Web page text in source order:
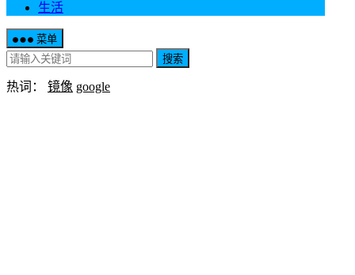
生活
菜单
搜索
热词： 镜像 google